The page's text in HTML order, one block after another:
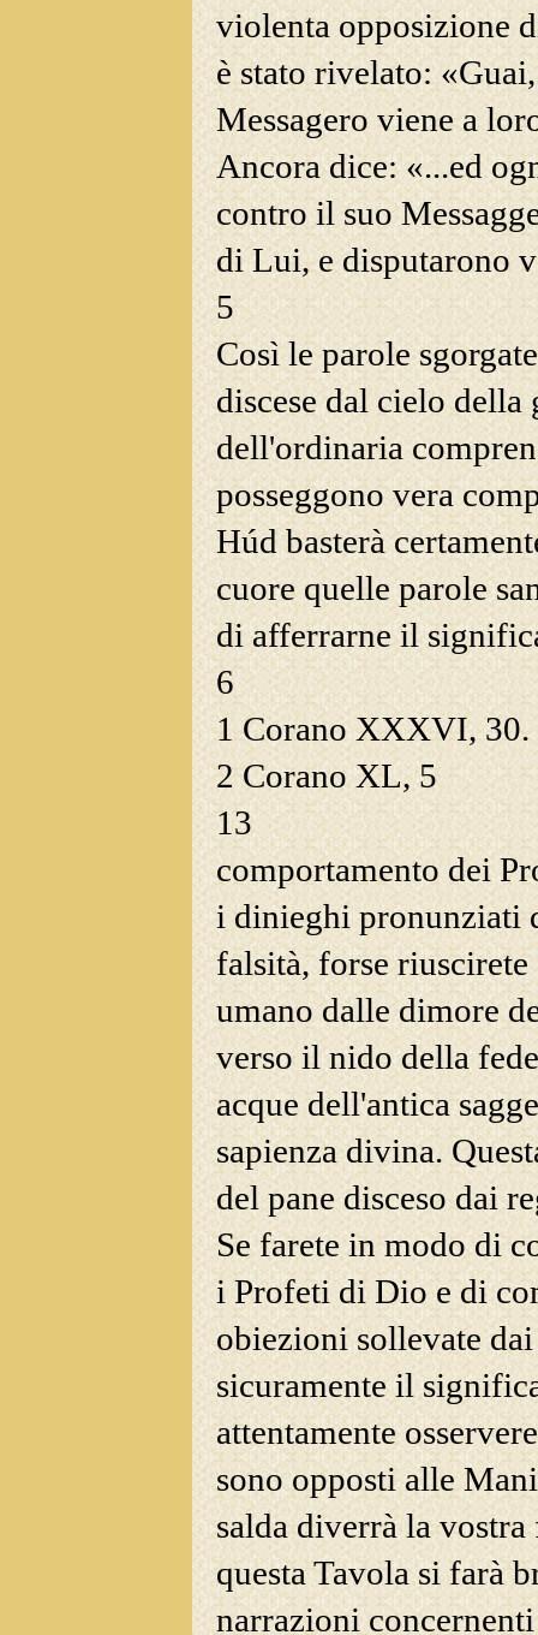
violenta opposizione
è stato rivelato:
Messagero viene a
Ancora dice: «...ed
contro il suo
di Lui, e disputarono
5
Così le parole
discese dal cielo
dell'ordinaria
posseggono vera
Húd basterà
cuore quelle parole
di afferrarne il
6
1Corano XXXVI, 30.
2Corano XL, 5
13
comportamento dei
i dinieghi pronunziati
falsità, forse
umano dalle dimore
verso il nido della
acque dell'antica
sapienza divina.
del pane disceso dai
Se farete in modo di
i Profeti di Dio e di
obiezioni sollevate
sicuramente il
attentamente
sono opposti alle
salda diverrà la
questa Tavola si farà
narrazioni